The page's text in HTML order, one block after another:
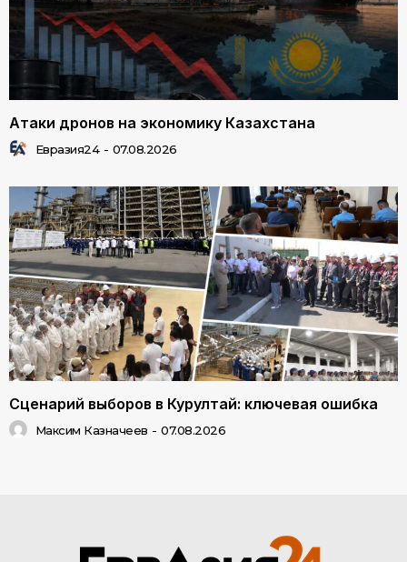
Атаки дронов на экономику Казахстана
Евразия24 - 07.08.2026
Сценарий выборов в Курултай: ключевая ошибка
Максим Казначеев - 07.08.2026